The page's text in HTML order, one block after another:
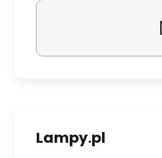
Lampy.pl